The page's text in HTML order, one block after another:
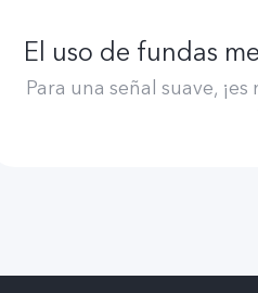
Para una señal suave,